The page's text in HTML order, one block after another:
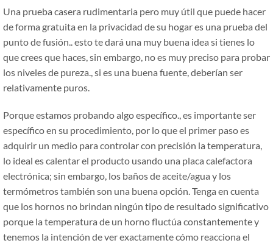
Una prueba casera rudimentaria pero muy útil que puede hacer
de forma gratuita en la privacidad de su hogar es una prueba del
punto de fusión.. esto te dará una muy buena idea si tienes lo
que crees que haces, sin embargo, no es muy preciso para probar
los niveles de pureza., si es una buena fuente, deberían ser
relativamente puros.
Porque estamos probando algo específico., es importante ser
específico en su procedimiento, por lo que el primer paso es
adquirir un medio para controlar con precisión la temperatura,
lo ideal es calentar el producto usando una placa calefactora
electrónica; sin embargo, los baños de aceite/agua y los
termómetros también son una buena opción. Tenga en cuenta
que los hornos no brindan ningún tipo de resultado significativo
porque la temperatura de un horno fluctúa constantemente y
tenemos la intención de ver exactamente cómo reacciona el